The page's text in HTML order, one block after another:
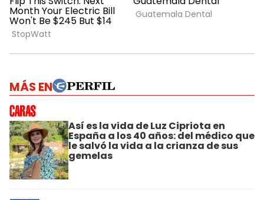
MÁS EN
Así es la vida de Luz Cipriota en
España a los 40 años: del médico que
le salvó la vida a la crianza de sus
gemelas